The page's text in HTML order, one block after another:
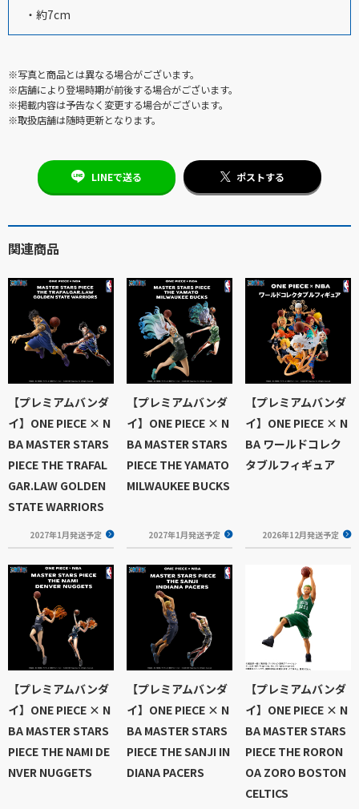
・約7cm
※写真と商品とは異なる場合がございます。
※店舗により登場時期が前後する場合がございます。
※掲載内容は予告なく変更する場合がございます。
※取扱店舗は随時更新となります。
LINEで送る ポストする
関連商品
【プレミアムバンダ
イ】ONE PIECE × N
BA MASTER STARS
PIECE THE TRAFAL
GAR.LAW GOLDEN
STATE WARRIORS
2027年1月発送予定
【プレミアムバンダ
イ】ONE PIECE × N
BA MASTER STARS
PIECE THE YAMATO
MILWAUKEE BUCKS
2027年1月発送予定
【プレミアムバンダ
イ】ONE PIECE × N
BA ワールドコレク
タブルフィギュア
2026年12月発送予定
【プレミアムバンダ
イ】ONE PIECE × N
BA MASTER STARS
PIECE THE NAMI DE
NVER NUGGETS
【プレミアムバンダ
イ】ONE PIECE × N
BA MASTER STARS
PIECE THE SANJI IN
DIANA PACERS
【プレミアムバンダ
イ】ONE PIECE × N
BA MASTER STARS
PIECE THE RORON
OA ZORO BOSTON
CELTICS